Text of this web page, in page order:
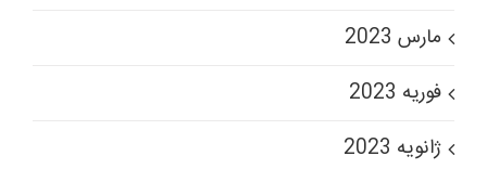
مارس 2023
فوریه 2023
ژانویه 2023